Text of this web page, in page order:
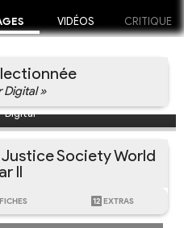
VIDÉOS CRITIQUE
Digital »
Digital
Society World
II
12 EXTRAS